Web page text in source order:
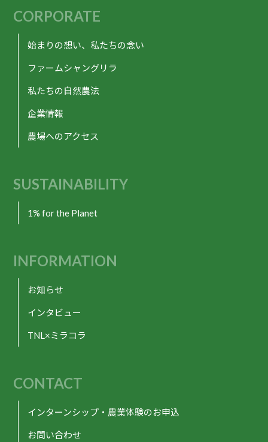
CORPORATE
始まりの想い、私たちの念い
ファームシャングリラ
私たちの自然農法
企業情報
農場へのアクセス
SUSTAINABILITY
1% for the Planet
INFORMATION
お知らせ
インタビュー
TNL×ミラコラ
CONTACT
インターンシップ・農業体験のお申込
お問い合わせ